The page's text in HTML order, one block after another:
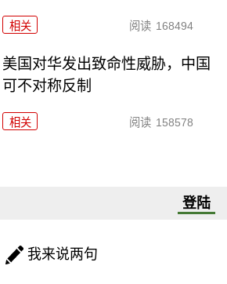
相关 阅读 168494
美国对华发出致命性威胁，中国
可不对称反制
相关 阅读 158578
登陆
我来说两句